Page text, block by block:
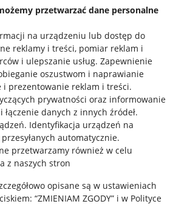
przetwarzać dane personalne
na urządzeniu lub dostęp do
reklamy i treści, pomiar reklam i
i ulepszanie usług. Zapewnienie
oszustwom i naprawianie
i prezentowanie reklam i treści.
prywatności oraz informowanie
łączenie danych z innych źródeł.
. Identyfikacja urządzeń na
automatycznie.
przetwarzamy również w celu
z naszych stron
opisane są w ustawieniach
“ZMIENIAM ZGODY” i w Polityce
Cyfrowych